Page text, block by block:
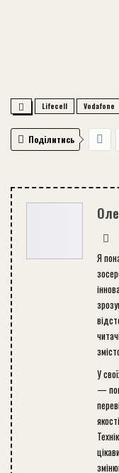
Lifecell Vodafone
Поділитись
Я
У
—